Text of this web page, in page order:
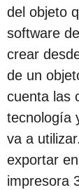
del objeto
software
crear
de un
cuenta las
tecnología
va a
exportar
impresora